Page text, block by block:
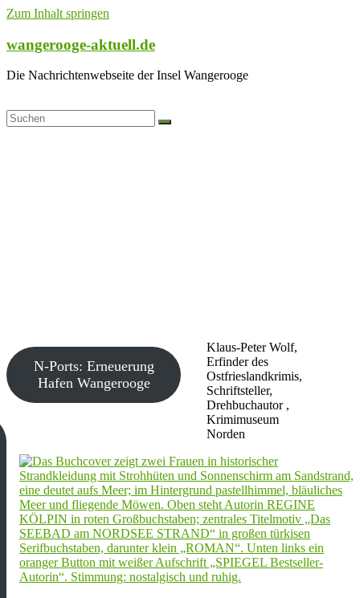
Zum Inhalt springen
wangerooge-aktuell.de
Die Nachrichtenwebseite der Insel Wangerooge
Klaus-Peter Wolf,
Erfinder des
Ostfrieslandkrimis,
Schriftsteller,
Drehbuchautor ,
Krimimuseum
Norden
N-Ports: Erneuerung
Hafen Wangerooge